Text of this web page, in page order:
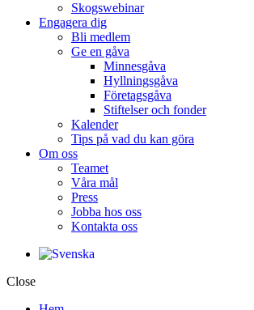
Skogswebinar
Engagera dig
Bli medlem
Ge en gåva
Minnesgåva
Hyllningsgåva
Företagsgåva
Stiftelser och fonder
Kalender
Tips på vad du kan göra
Om oss
Teamet
Våra mål​
Press
Jobba hos oss
Kontakta oss
Close